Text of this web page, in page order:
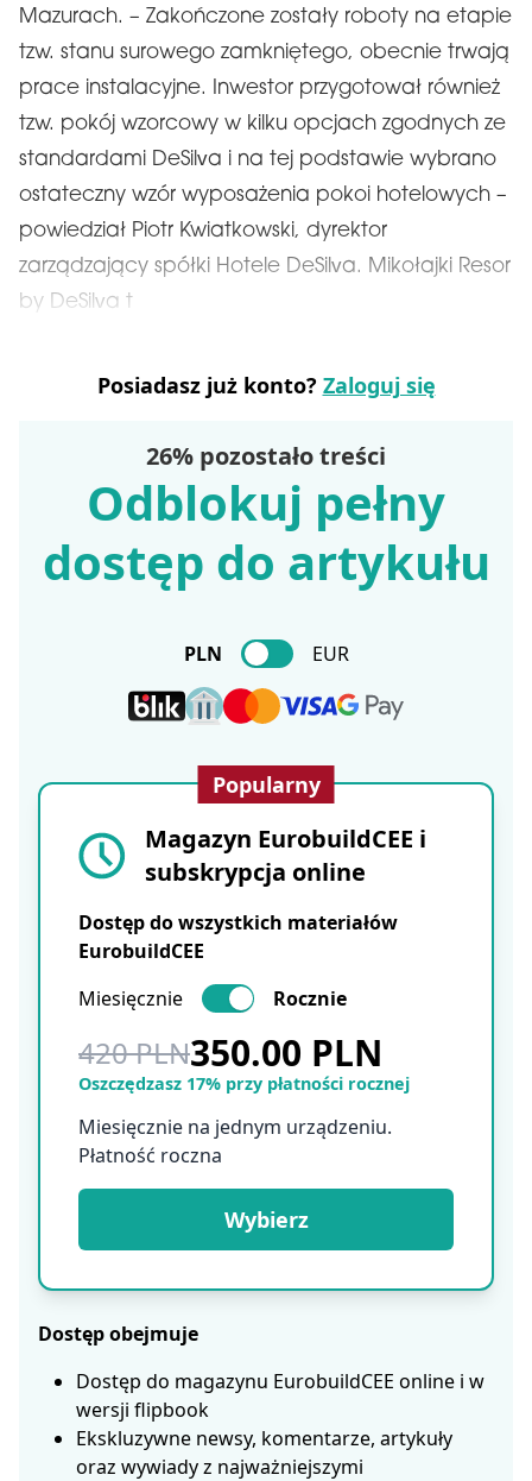
Mazurach. – Zakończone zostały roboty na etapie
tzw. stanu surowego zamkniętego, obecnie trwają
prace instalacyjne. Inwestor przygotował również
tzw. pokój wzorcowy w kilku opcjach zgodnych ze
standardami DeSilva i na tej podstawie wybrano
ostateczny wzór wyposażenia pokoi hotelowych –
powiedział Piotr Kwiatkowski, dyrektor
zarządzający spółki Hotele DeSilva. Mikołajki Resor
by DeSilva t
Posiadasz już konto? Zaloguj się
26% pozostało treści
Odblokuj pełny
dostęp do artykułu
PLN EUR
Popularny
Magazyn EurobuildCEE i
subskrypcja online
Dostęp do wszystkich materiałów
EurobuildCEE
Miesięcznie
Rocznie
420 PLN350.00 PLN
Oszczędzasz 17% przy płatności rocznej
Miesięcznie na jednym urządzeniu.
Płatność roczna
Wybierz
Dostęp obejmuje
Dostęp do magazynu EurobuildCEE online i w
wersji flipbook
Ekskluzywne newsy, komentarze, artykuły
oraz wywiady z najważniejszymi